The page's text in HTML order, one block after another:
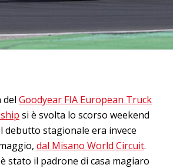
del Goodyear FIA European Truck
si è svolta lo scorso weekend
debutto stagionale era invece
dal Misano World Circuit.
stato il padrone di casa magiaro